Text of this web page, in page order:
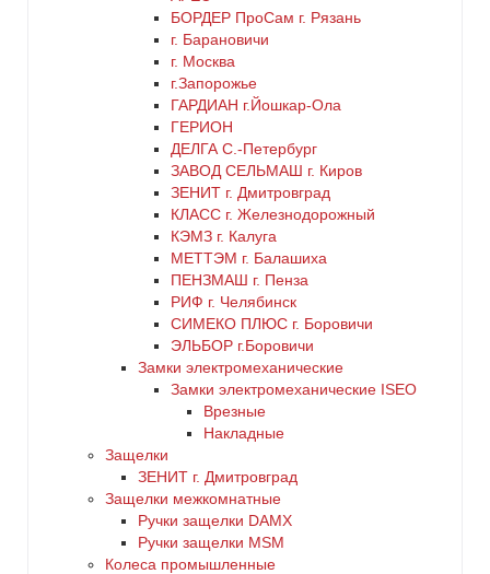
БОРДЕР ПроСам г. Рязань
г. Барановичи
г. Москва
г.Запорожье
ГАРДИАН г.Йошкар-Ола
ГЕРИОН
ДЕЛГА С.-Петербург
ЗАВОД СЕЛЬМАШ г. Киров
ЗЕНИТ г. Дмитровград
КЛАСС г. Железнодорожный
КЭМЗ г. Калуга
МЕТТЭМ г. Балашиха
ПЕНЗМАШ г. Пенза
РИФ г. Челябинск
СИМЕКО ПЛЮС г. Боровичи
ЭЛЬБОР г.Боровичи
Замки электромеханические
Замки электромеханические ISEO
Врезные
Накладные
Защелки
ЗЕНИТ г. Дмитровград
Защелки межкомнатные
Ручки защелки DAMX
Ручки защелки MSM
Колеса промышленные